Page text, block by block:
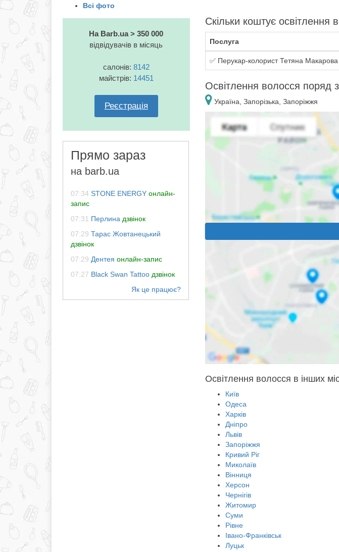
Всі фото
На Barb.ua > 350 000
відвідувачів в місяць
салонів: 8142
майстрів: 14451
Реєстрація
Прямо зараз
на barb.ua
07:34 STONE ENERGY онлайн-
запис
07:31 Перлина дзвінок
07:29 Тарас Жовтанецький
дзвінок
07:29 Дентея онлайн-запис
07:27 Black Swan Tattoo дзвінок
Скільки коштує освітлення
Послуга
✅ Перукар-колорист Тетяна Макарова
Освітлення волосся поряд
Україна, Запорізька, Запоріжжя
Освітлення волосся в інших
Київ
Одеса
Харків
Дніпро
Львів
Запоріжжя
Кривий Ріг
Миколаїв
Вінниця
Херсон
Чернігів
Житомир
Суми
Рівне
Івано-Франківськ
Луцьк